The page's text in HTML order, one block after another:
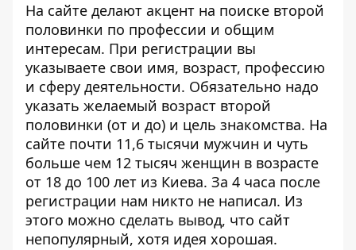
На сайте делают акцент на поиске второй
половинки по профессии и общим
интересам. При регистрации вы
указываете свои имя, возраст, профессию
и сферу деятельности. Обязательно надо
указать желаемый возраст второй
половинки (от и до) и цель знакомства. На
сайте почти 11,6 тысячи мужчин и чуть
больше чем 12 тысяч женщин в возрасте
от 18 до 100 лет из Киева. За 4 часа после
регистрации нам никто не написал. Из
этого можно сделать вывод, что сайт
непопулярный, хотя идея хорошая.